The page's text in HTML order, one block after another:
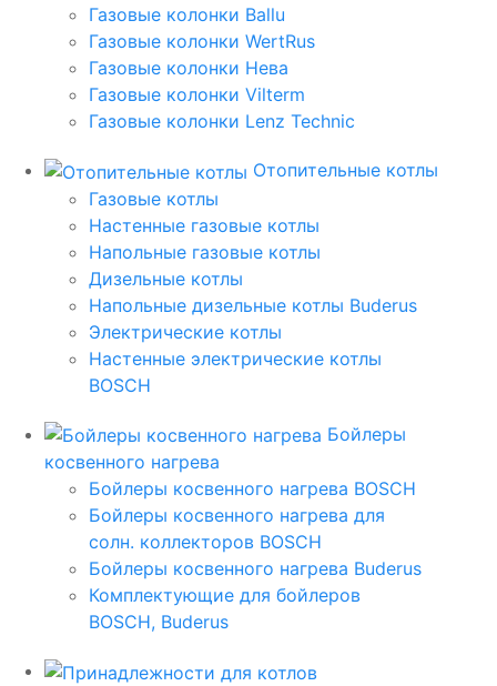
Газовые колонки Ballu
Газовые колонки WertRus
Газовые колонки Нева
Газовые колонки Vilterm
Газовые колонки Lenz Technic
Отопительные котлы
Газовые котлы
Настенные газовые котлы
Напольные газовые котлы
Дизельные котлы
Напольные дизельные котлы Buderus
Электрические котлы
Настенные электрические котлы
BOSCH
Бойлеры
косвенного нагрева
Бойлеры косвенного нагрева BOSCH
Бойлеры косвенного нагрева для
солн. коллекторов BOSCH
Бойлеры косвенного нагрева Buderus
Комплектующие для бойлеров
BOSCH, Buderus